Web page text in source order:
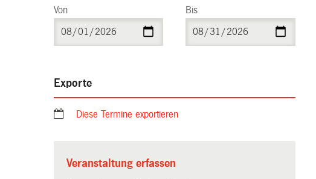
Von Bis
Exporte
Diese Termine exportieren
Veranstaltung erfassen